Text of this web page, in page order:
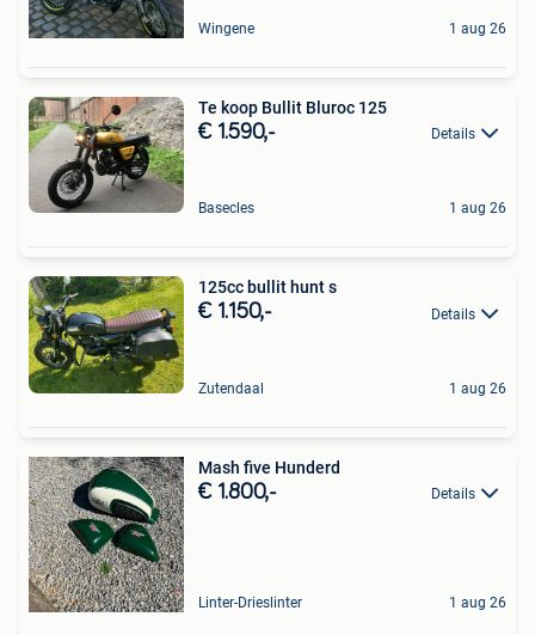
Wingene 1 aug 26
Te koop Bullit Bluroc 125
€ 1.590,- Details
Basecles 1 aug 26
125cc bullit hunt s
€ 1.150,- Details
Zutendaal 1 aug 26
Mash five Hunderd
€ 1.800,- Details
Linter-Drieslinter 1 aug 26